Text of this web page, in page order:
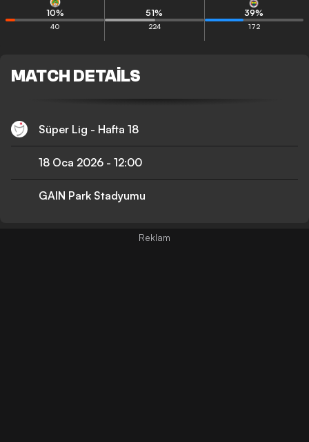
10%
40
51%
224
39%
172
MATCH DETAILS
Süper Lig - Hafta 18
18 Oca 2026 - 12:00
GAIN Park Stadyumu